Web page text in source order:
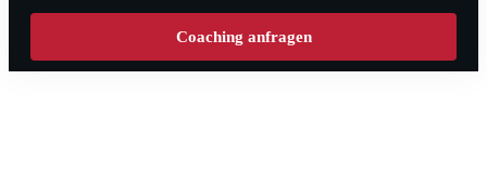
Coaching anfragen